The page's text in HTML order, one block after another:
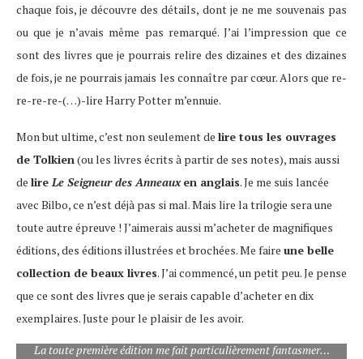
chaque fois, je découvre des détails, dont je ne me souvenais pas
ou que je n’avais même pas remarqué. J’ai l’impression que ce
sont des livres que je pourrais relire des dizaines et des dizaines
de fois, je ne pourrais jamais les connaître par cœur. Alors que re-
re-re-re-(…)-lire Harry Potter m’ennuie.
Mon but ultime, c’est non seulement de lire tous les ouvrages
de Tolkien(ou les livres écrits à partir de ses notes), mais aussi
de lireLe Seigneur des Anneaux en anglais. Je me suis lancée
avec Bilbo, ce n’est déjà pas si mal. Mais lire la trilogie sera une
toute autre épreuve ! J’aimerais aussi m’acheter de magnifiques
éditions, des éditions illustrées et brochées. Me faire une belle
collection de beaux livres. J’ai commencé, un petit peu. Je pense
que ce sont des livres que je serais capable d’acheter en dix
exemplaires. Juste pour le plaisir de les avoir.
La toute première édition me fait particulièrement fantasmer…